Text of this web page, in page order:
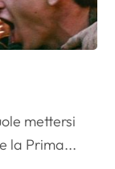
mettersi
la Prima...